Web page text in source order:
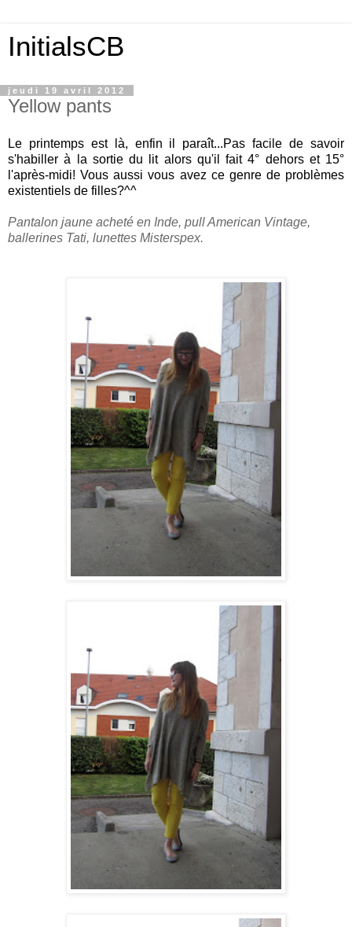
InitialsCB
jeudi 19 avril 2012
Yellow pants
Le printemps est là, enfin il paraît...Pas facile de savoir
s'habiller à la sortie du lit alors qu'il fait 4° dehors et 15°
l'après-midi! Vous aussi vous avez ce genre de problèmes
existentiels de filles?^^
Pantalon jaune acheté en Inde, pull American Vintage,
ballerines Tati, lunettes Misterspex.